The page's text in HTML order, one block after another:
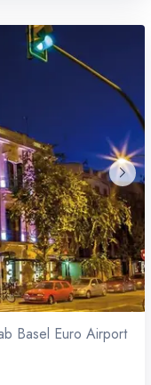
Basel Euro Airport